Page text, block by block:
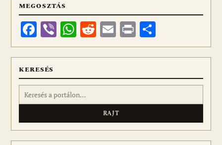
MEGOSZTÁS
Facebook
ViberWhatsApp
Reddit
Email
Print
meg
KERESÉS
Keresés: